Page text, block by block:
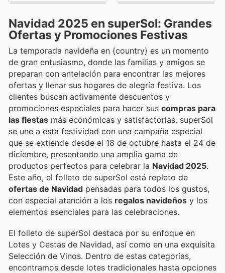
Navidad 2025 en superSol: Grandes
Ofertas y Promociones Festivas
La temporada navideña en {country} es un momento
de gran entusiasmo, donde las familias y amigos se
preparan con antelación para encontrar las mejores
ofertas y llenar sus hogares de alegría festiva. Los
clientes buscan activamente descuentos y
promociones especiales para hacer sus compras para
las fiestas más económicas y satisfactorias. superSol
se une a esta festividad con una campaña especial
que se extiende desde el 18 de octubre hasta el 24 de
diciembre, presentando una amplia gama de
productos perfectos para celebrar la Navidad 2025.
Este año, el folleto de superSol está repleto de
ofertas de Navidad pensadas para todos los gustos,
con especial atención a los regalos navideños y los
elementos esenciales para las celebraciones.
El folleto de superSol destaca por su enfoque en
Lotes y Cestas de Navidad, así como en una exquisita
Selección de Vinos. Dentro de estas categorías,
encontramos desde lotes tradicionales hasta opciones